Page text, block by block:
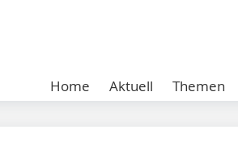
Home Aktuell Themen